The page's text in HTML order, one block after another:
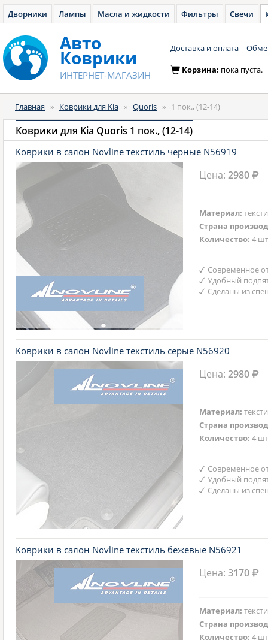
Дворники Лампы Масла и жидкости Фильтры Свечи
Авто
Коврики
ИНТЕРНЕТ-МАГАЗИН
Доставка и оплата
Корзина: пока пуста.
Главная » Коврики для Kia » Quoris » 1 пок., (12-14)
Коврики для Kia Quoris 1 пок., (12-14)
Коврики в салон Novline текстиль черные N56919
Цена:2980
Материал:
Страна
Количество:4
Современное
Удобный
Сделаны из
Коврики в салон Novline текстиль серые N56920
Цена:2980
Материал:
Страна
Количество:4
Современное
Удобный
Сделаны из
Коврики в салон Novline текстиль бежевые N56921
Цена:3170
Материал:
Страна
Количество:4